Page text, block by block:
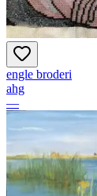
engle broderi
ahg
—